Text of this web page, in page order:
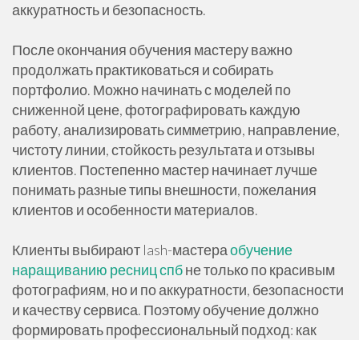
аккуратность и безопасность.
После окончания обучения мастеру важно
продолжать практиковаться и собирать
портфолио. Можно начинать с моделей по
сниженной цене, фотографировать каждую
работу, анализировать симметрию, направление,
чистоту линии, стойкость результата и отзывы
клиентов. Постепенно мастер начинает лучше
понимать разные типы внешности, пожелания
клиентов и особенности материалов.
Клиенты выбирают lash-мастераобучение
наращиванию ресниц спбне только по красивым
фотографиям, но и по аккуратности, безопасности
и качеству сервиса. Поэтому обучение должно
формировать профессиональный подход: как